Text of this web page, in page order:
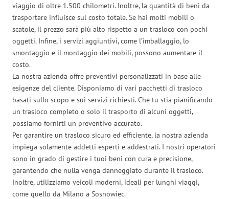
viaggio di oltre 1.500 chilometri. Inoltre, la quantità di beni da
trasportare influisce sul costo totale. Se hai molti mobili o
scatole, il prezzo sarà più alto rispetto a un trasloco con pochi
oggetti. Infine, i servizi aggiuntivi, come l’imballaggio, lo
smontaggio e il montaggio dei mobili, possono aumentare il
costo.
La nostra azienda offre preventivi personalizzati in base alle
esigenze del cliente. Disponiamo di vari pacchetti di trasloco
basati sullo scopo e sui servizi richiesti. Che tu stia pianificando
un trasloco completo o solo il trasporto di alcuni oggetti,
possiamo fornirti un preventivo accurato.
Per garantire un trasloco sicuro ed efficiente, la nostra azienda
impiega solamente addetti esperti e addestrati. I nostri operatori
sono in grado di gestire i tuoi beni con cura e precisione,
garantendo che nulla venga danneggiato durante il trasloco.
Inoltre, utilizziamo veicoli moderni, ideali per lunghi viaggi,
come quello da Milano a Sosnowiec.